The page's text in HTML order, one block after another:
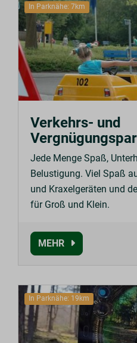
In Parknähe: 7km
Verkehrs- und
Jede Menge Spaß,
Belustigung. Viel Spaß
und Kraxelgeräten und
für Groß und Klein.
MEHR
In Parknähe: 19km